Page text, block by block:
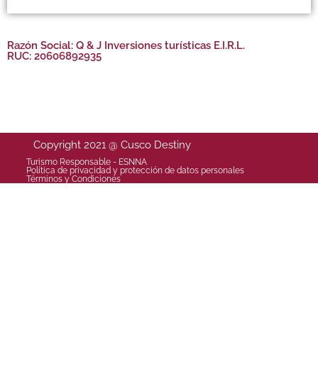
Razón Social: Q & J Inversiones turísticas E.I.R.L.
RUC: 20606892935
Copyright 2021 @ Cusco Destiny
Turismo Responsable - ESNNA
Política de privacidad y protección de datos personales
Términos y Condiciones